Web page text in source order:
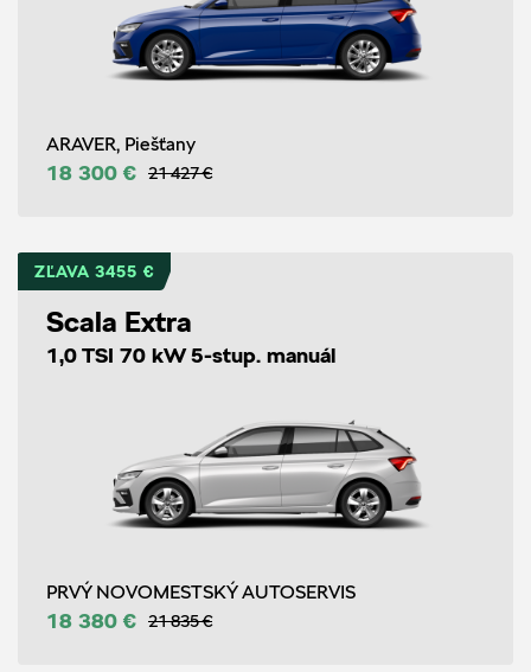
ARAVER, Piešťany
18 300 € 21 427 €
ZĽAVA 3455 €
Scala Extra
1,0 TSI 70 kW 5-stup. manuál
PRVÝ NOVOMESTSKÝ AUTOSERVIS
18 380 € 21 835 €